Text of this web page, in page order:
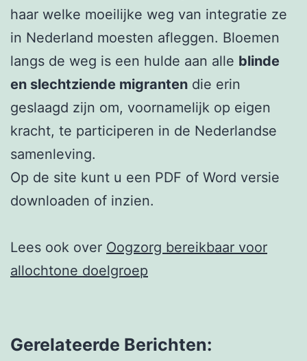
haar welke moeilijke weg van integratie ze
in Nederland moesten afleggen. Bloemen
langs de weg is een hulde aan alle blinde
en slechtziende migranten die erin
geslaagd zijn om, voornamelijk op eigen
kracht, te participeren in de Nederlandse
samenleving.
Op de site kunt u een PDF of Word versie
downloaden of inzien.
Lees ook over Oogzorg bereikbaar voor
allochtone doelgroep
Gerelateerde Berichten: